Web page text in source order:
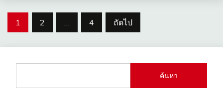
Posts
1 2 … 4 ถัดไป
ค้นหา